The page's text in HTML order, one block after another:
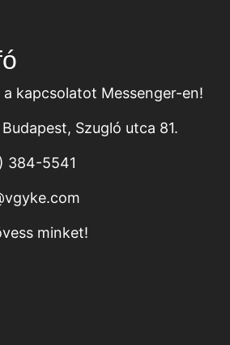
kapcsolatot Messenger-en!
Budapest, Szugló utca 81.
384-5541
minket!